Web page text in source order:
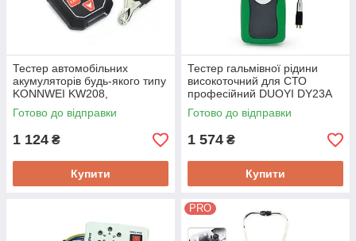
Тестер автомобільних
акумуляторів будь-якого типу
KONNWEI KW208,
професійний, графіки,
більше 10 видів тестів
Готово до відправки
1 124 ₴
Купити
Тестер гальмівної рідини
високоточний для СТО
професійний DUOYI DY23A
LED, звук, тест DOT3, DOT4,
DOT5.1
Готово до відправки
1 574 ₴
Купити
PRO